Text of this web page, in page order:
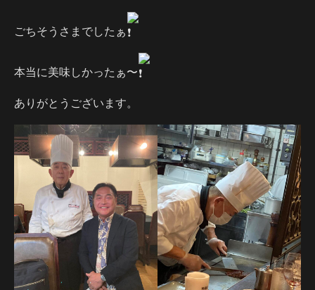
ごちそうさまでしたぁ
本当に美味しかったぁ〜
ありがとうございます。